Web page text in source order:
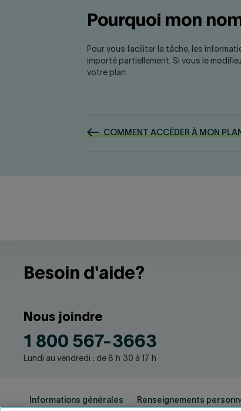
Pourquoi mon
Pour vous faciliter la tâche, les
importé partiellement. Si vous le
votre plan.
COMMENT ACCÉDER À MON
Besoin d'aide?
Nous joindre
1 800 567-3663
Lundi au vendredi : de 8 h 30 à 17 h
Informations générales Renseignements